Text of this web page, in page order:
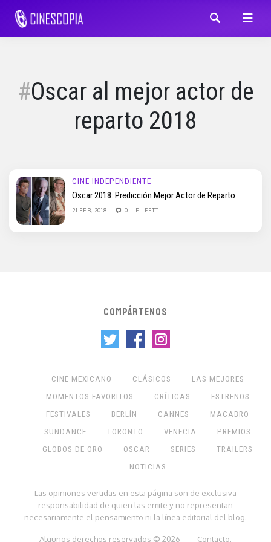
Oscar al mejor actor de
reparto 2018
CINE INDEPENDIENTE
Oscar 2018: Predicción Mejor Actor de Reparto
21 FEB, 2018 0 EL FETT
COMPÁRTENOS
CINE MEXICANO CLÁSICOS
LAS MEJORES
MOMENTOS FAVORITOS
CRÍTICAS
ESTRENOS
FESTIVALES
BERLÍN CANNES
MACABRO
SUNDANCE
TORONTO VENECIA
PREMIOS
GLOBOS DE ORO
OSCAR SERIES
TRAILERS
NOTICIAS
Las opiniones vertidas en esta página son de exclusiva
responsabilidad de quien las emite y no representan
necesariamente el pensamiento ni la línea editorial del blog.
Algunos derechos reservados © 2026 — Contacto: